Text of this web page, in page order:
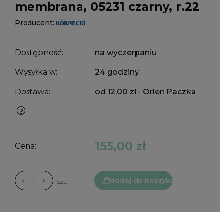
membrana, 05231 czarny, r.22
Producent:
Dostępność: na wyczerpaniu
Wysyłka w: 24 godziny
Dostawa: od 12,00 zł - Orlen Paczka
Cena: 155,00 zł
szt. dodaj do koszyka